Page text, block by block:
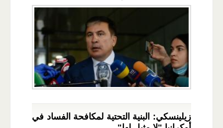
زيلينسكي: البنية التحتية لمكافحة الفساد في